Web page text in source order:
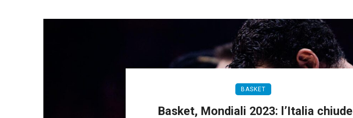
BASKET
Basket, Mondiali 2023: l’Italia chiude